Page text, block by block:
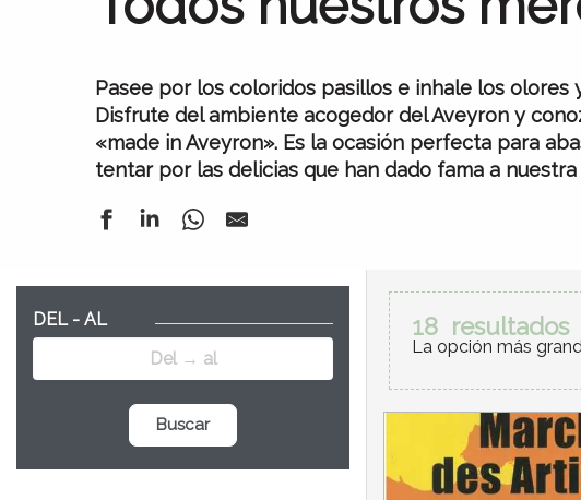
Pasee por los coloridos pasillos e inhale los olores
Disfrute del ambiente acogedor del Aveyron y
«made in Aveyron». Es la ocasión perfecta para
tentar por las delicias que han dado fama a
DEL - AL
Buscar
18 resultados
La opción más